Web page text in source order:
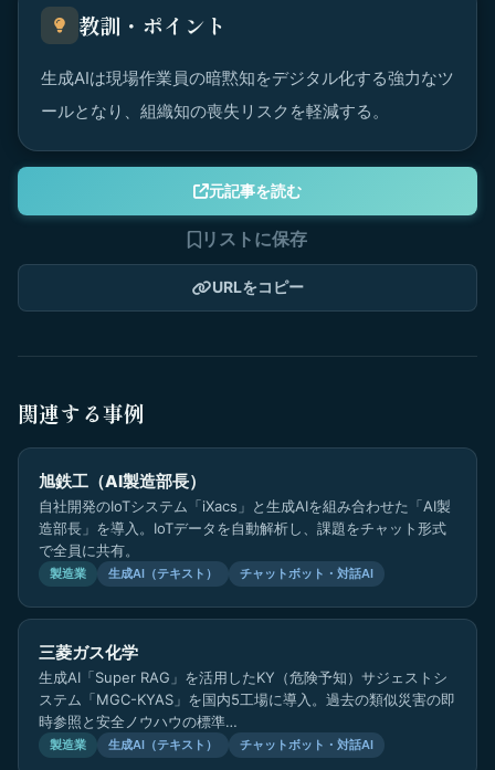
教訓・ポイント
生成AIは現場作業員の暗黙知をデジタル化する強力なツ
ールとなり、組織知の喪失リスクを軽減する。
元記事を読む
リストに保存
URLをコピー
関連する事例
旭鉄工（AI製造部長）
自社開発のIoTシステム「iXacs」と生成AIを組み合わせた「AI製
造部長」を導入。IoTデータを自動解析し、課題をチャット形式
で全員に共有。
製造業 生成AI（テキスト） チャットボット・対話AI
三菱ガス化学
生成AI「Super RAG」を活用したKY（危険予知）サジェストシ
ステム「MGC-KYAS」を国内5工場に導入。過去の類似災害の即
時参照と安全ノウハウの標準…
製造業 生成AI（テキスト） チャットボット・対話AI